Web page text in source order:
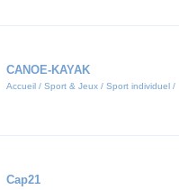
CANOE-KAYAK
Accueil / Sport & Jeux / Sport individuel /
Cap21